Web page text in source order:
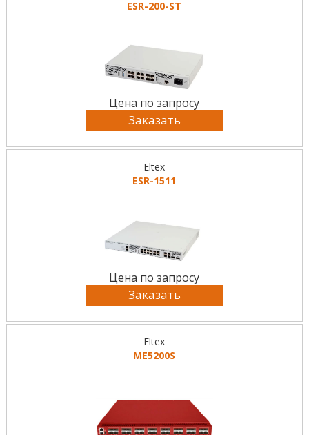
ESR-200-ST
Цена по запросу
Заказать
Eltex
ESR-1511
Цена по запросу
Заказать
Eltex
ME5200S